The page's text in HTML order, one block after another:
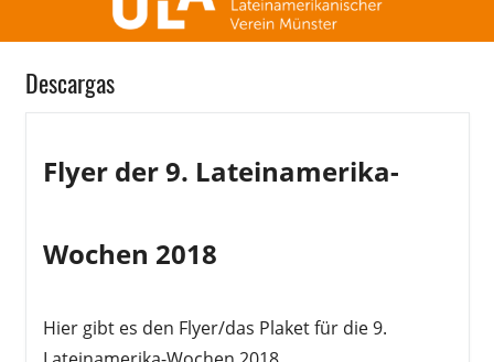
Descargas
Flyer der 9. Lateinamerika-
Wochen 2018
Hier gibt es den Flyer/das Plaket für die 9.